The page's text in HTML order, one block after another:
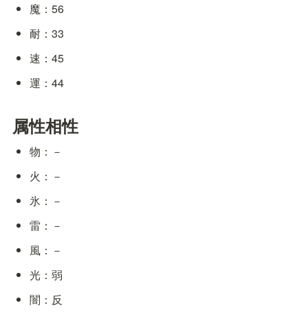
魔：56
耐：33
速：45
運：44
属性相性
物：－
火：－
氷：－
雷：－
風：－
光：弱
闇：反